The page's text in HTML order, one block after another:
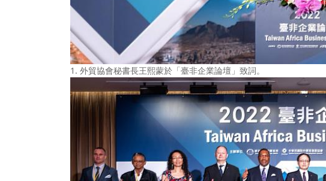
1. 外貿協會秘書長王熙蒙於「臺非企業論壇」致詞。